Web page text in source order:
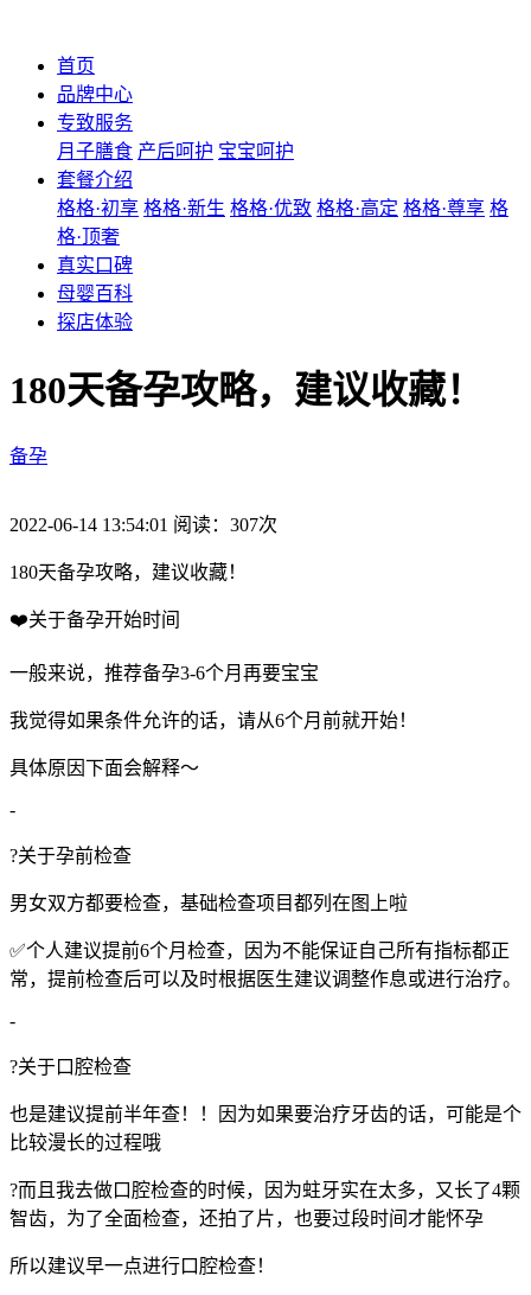
首页
品牌中心
专致服务
月子膳食 产后呵护 宝宝呵护
套餐介绍
格格·初享 格格·新生 格格·优致 格格·高定 格格·尊享 格
格·顶奢
真实口碑
母婴百科
探店体验
180天备孕攻略，建议收藏！
备孕
2022-06-14 13:54:01 阅读：307次
180天备孕攻略，建议收藏！
❤️关于备孕开始时间
一般来说，推荐备孕3-6个月再要宝宝
我觉得如果条件允许的话，请从6个月前就开始！
具体原因下面会解释～
-
?关于孕前检查
男女双方都要检查，基础检查项目都列在图上啦
✅个人建议提前6个月检查，因为不能保证自己所有指标都正
常，提前检查后可以及时根据医生建议调整作息或进行治疗。
-
?关于口腔检查
也是建议提前半年查！！因为如果要治疗牙齿的话，可能是个
比较漫长的过程哦
?而且我去做口腔检查的时候，因为蛀牙实在太多，又长了4颗
智齿，为了全面检查，还拍了片，也要过段时间才能怀孕
所以建议早一点进行口腔检查！